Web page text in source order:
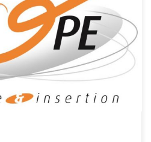
et aidé dans vos démarches? Vous
de recherche? OBJECTIFS:
organisée; acquérir ou
à l’utilisation des outils de
de soi. POUR QUI?
indemnisés ou en stage […]